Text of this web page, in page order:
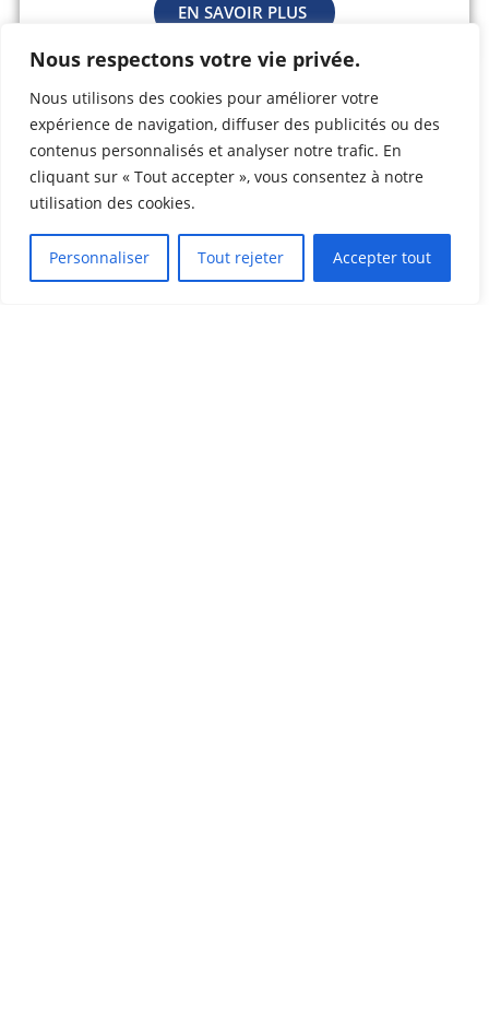
Nous respectons votre vie privée.
Nous utilisons des cookies pour améliorer votre
expérience de navigation, diffuser des publicités ou des
contenus personnalisés et analyser notre trafic. En
cliquant sur « Tout accepter », vous consentez à notre
utilisation des cookies.
Personnaliser Tout rejeter Accepter tout
EN SAVOIR PLUS
Contactez-nous
Nos équipes vous aident à